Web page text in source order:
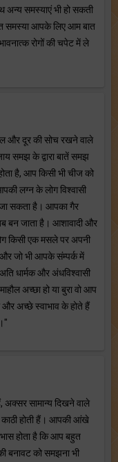
अन्य समस्याएं भी हो सकती
समस्या आपके लिए आम बात
रोगों की चपेट में ले
और दूर की सोच रखने वाले
समझ के द्वारा बातें समझ
है, आप किसी भी चीज को
लग्न के लोग विश्वासी
सकता है। आपका गैर
बन जाता है। आशावादी और
किसी एक मसले पर अपनी
और जो भी आपके संम्पर्क में
धार्मक और अंधविश्वासी
अच्छा हो या बुरा वो आप
और अच्छे स्वाभाव के होते हैं
सामान्‍य दिखने वाले
होती हैं। आपकी आंखे
होता है कि आप बहुत
बनावट को समझना भी